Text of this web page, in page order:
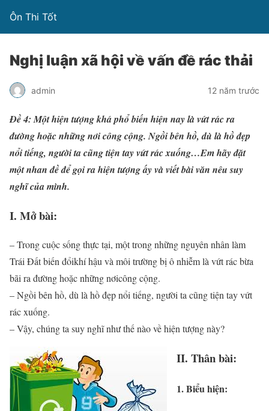
Ôn Thi Tốt
Nghị luận xã hội về vấn đề rác thải
admin 12 năm trước
Đề 4: Một hiện tượng khá phổ biến hiện nay là vứt rác ra
đường hoặc những nơi công cộng. Ngồi bên hồ, dù là hồ đẹp
nổi tiếng, người ta cũng tiện tay vứt rác xuống…Em hãy đặt
một nhan đề để gọi ra hiện tượng ấy và viết bài văn nêu suy
nghĩ của mình.
I. Mở bài:
– Trong cuộc sống thực tại, một trong những nguyên nhân làm
Trái Đất biến đổikhí hậu và môi trường bị ô nhiễm là vứt rác bừa
bãi ra đường hoặc những nơicông cộng.
– Ngồi bên hồ, dù là hồ đẹp nổi tiếng, người ta cũng tiện tay vứt
rác xuống.
– Vậy, chúng ta suy nghĩ như thế nào về hiện tượng này?
II. Thân bài:
1. Biểu hiện: